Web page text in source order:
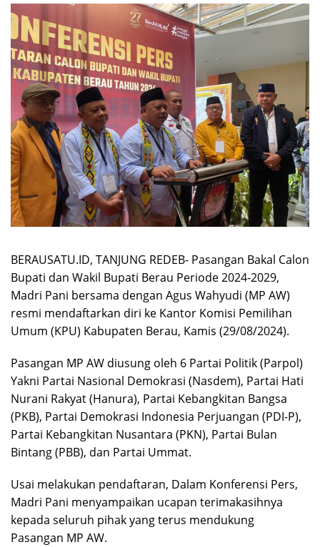
BERAUSATU.ID, TANJUNG REDEB- Pasangan Bakal Calon
Bupati dan Wakil Bupati Berau Periode 2024-2029,
Madri Pani bersama dengan Agus Wahyudi (MP AW)
resmi mendaftarkan diri ke Kantor Komisi Pemilihan
Umum (KPU) Kabupaten Berau, Kamis (29/08/2024).
Pasangan MP AW diusung oleh 6 Partai Politik (Parpol)
Yakni Partai Nasional Demokrasi (Nasdem), Partai Hati
Nurani Rakyat (Hanura), Partai Kebangkitan Bangsa
(PKB), Partai Demokrasi Indonesia Perjuangan (PDI-P),
Partai Kebangkitan Nusantara (PKN), Partai Bulan
Bintang (PBB), dan Partai Ummat.
Usai melakukan pendaftaran, Dalam Konferensi Pers,
Madri Pani menyampaikan ucapan terimakasihnya
kepada seluruh pihak yang terus mendukung
Pasangan MP AW.